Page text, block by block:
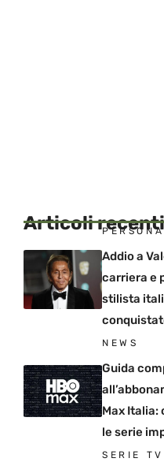
Articoli recenti
Addio a
carriera e
stilista
NEWS
Guida
Max Italia:
le serie
SERIE TV